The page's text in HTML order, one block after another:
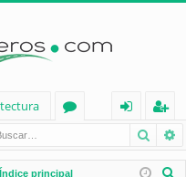
os
nt
eg
ist
Índice principal